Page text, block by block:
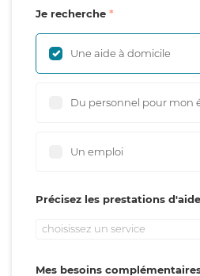
Je recherche
Une aide à domicile
Du personnel pour mon
Un emploi
Précisez les prestations
choisissez un service
Mes besoins